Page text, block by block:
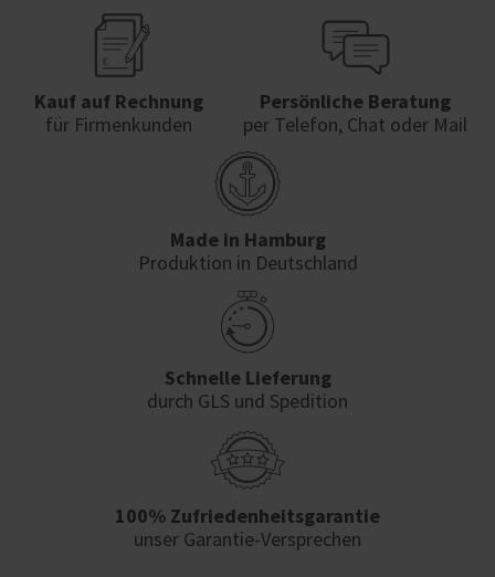
Kauf auf Rechnung
für Firmenkunden
Persönliche Beratung
per Telefon, Chat oder Mail
Made in Hamburg
Produktion in Deutschland
Schnelle Lieferung
durch GLS und Spedition
100% Zufriedenheits­garantie
unser Garantie-Versprechen